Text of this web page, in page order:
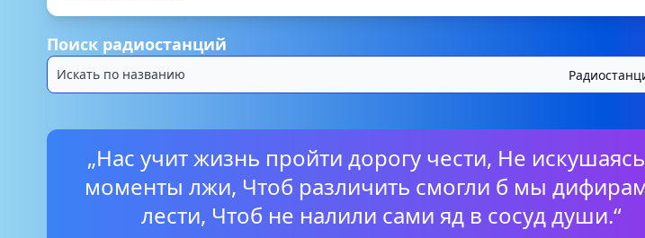
Поиск радиостанций
„Нас учит жизнь пройти дорогу чести, Не
моменты лжи, Чтоб различить смогли б мы
лести, Чтоб не налили сами яд в сосуд души.“